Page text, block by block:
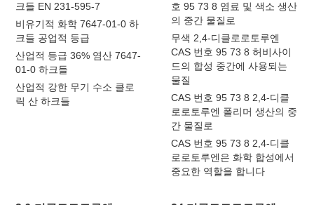
크들 EN 231-595-7
비유기적 화학 7647-01-0 하
크들 공업적 등급
산업적 등급 36% 염산 7647-
01-0 하크들
산업적 강한 무기 수소 클로
릭 산 하크들
호 95 73 8 염료 및 색소 생산
의 중간 물질로
무색 2,4-디클로로토루엔
CAS 번호 95 73 8 허비사이
드의 합성 중간에 사용되는
물질
CAS 번호 95 73 8 2,4-디클
로로토루엔 폴리머 생산의 중
간 물질로
CAS 번호 95 73 8 2,4-디클
로로토루엔은 화학 합성에서
중요한 역할을 합니다